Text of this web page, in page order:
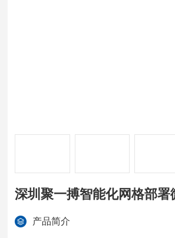
深圳聚一搏智能化网格部署
产品简介